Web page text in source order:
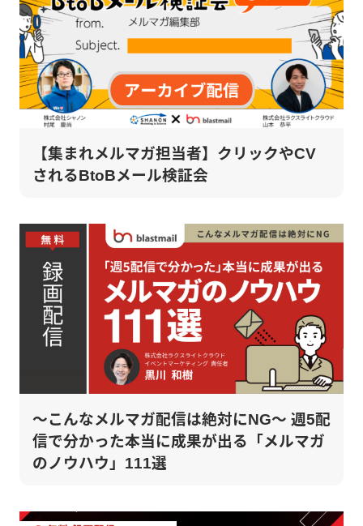
【集まれメルマガ担当者】クリックやCV
されるBtoBメール検証会
～こんなメルマガ配信は絶対にNG～ 週5配
信で分かった本当に成果が出る「メルマガ
のノウハウ」111選